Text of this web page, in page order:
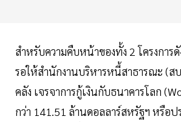
สำหรับความคืบหน้าของทั้ง 2 โครงการ
รอให้สำนักงานบริหารหนี้สาธารณะ (ส
คลัง เจรจาการกู้เงินกับธนาคารโลก
กว่า 141.51 ล้านดอลลาร์สหรัฐฯ หรือ